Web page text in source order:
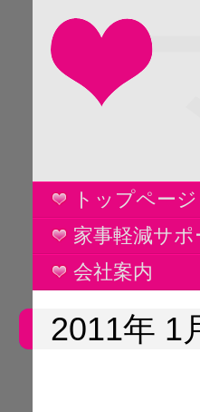
トップページ
家事軽減サポ
会社案内
2011年 1